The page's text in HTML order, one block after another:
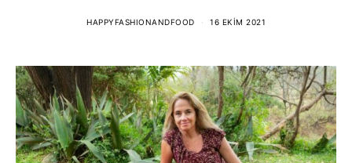
HAPPYFASHIONANDFOOD 16 EKIM 2021